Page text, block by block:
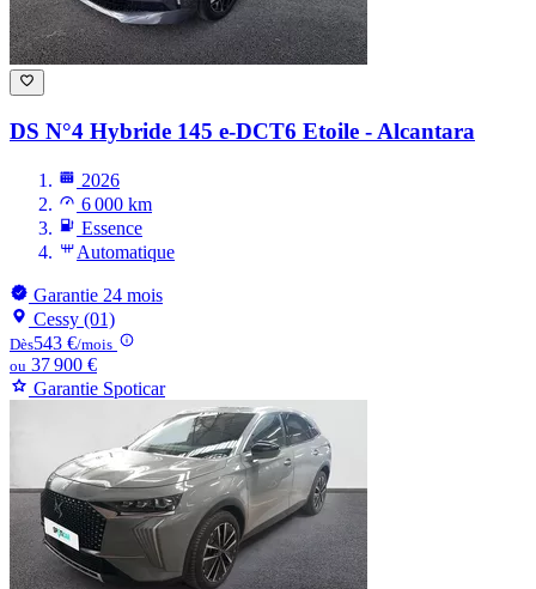
DS N°4 Hybride 145 e-DCT6 Etoile - Alcantara
2026
6 000 km
Essence
Automatique
Garantie 24 mois
Cessy (01)
Dès543 €/mois
ou 37 900 €
Garantie Spoticar